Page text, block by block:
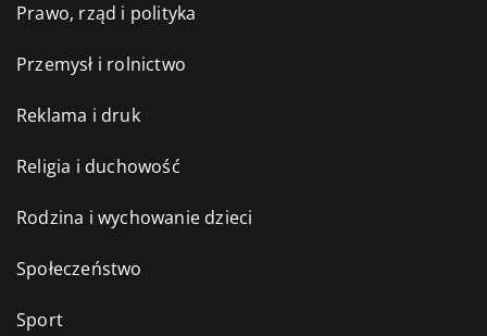
Prawo, rząd i polityka
Przemysł i rolnictwo
Reklama i druk
Religia i duchowość
Rodzina i wychowanie dzieci
Społeczeństwo
Sport